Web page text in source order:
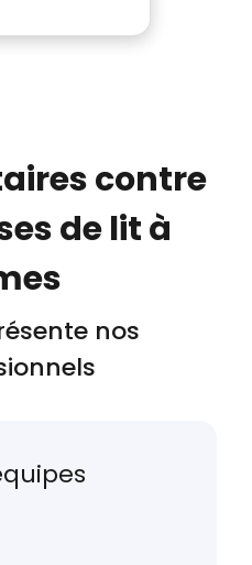
contre
de lit à
nos